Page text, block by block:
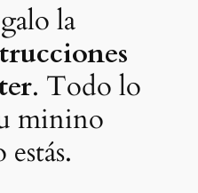
la
. Todo lo
minino